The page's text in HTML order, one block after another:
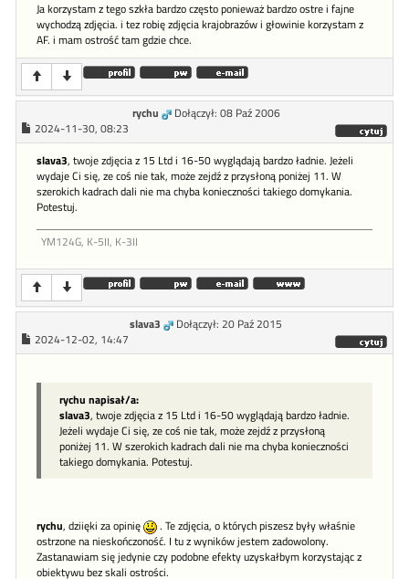
Ja korzystam z tego szkła bardzo często ponieważ bardzo ostre i fajne
wychodzą zdjęcia. i tez robię zdjęcia krajobrazów i głowinie korzystam z
AF. i mam ostrość tam gdzie chce.
rychu
Dołączył: 08 Paź 2006
2024-11-30, 08:23
slava3, twoje zdjęcia z 15 Ltd i 16-50 wyglądają bardzo ładnie. Jeżeli
wydaje Ci się, ze coś nie tak, może zejdź z przysłoną poniżej 11. W
szerokich kadrach dali nie ma chyba konieczności takiego domykania.
Potestuj.
YM124G, K-5II, K-3II
slava3
Dołączył: 20 Paź 2015
2024-12-02, 14:47
rychu napisał/a:
slava3, twoje zdjęcia z 15 Ltd i 16-50 wyglądają bardzo ładnie.
Jeżeli wydaje Ci się, ze coś nie tak, może zejdź z przysłoną
poniżej 11. W szerokich kadrach dali nie ma chyba konieczności
takiego domykania. Potestuj.
rychu, dziięki za opinię
. Te zdjęcia, o których piszesz były właśnie
ostrzone na nieskończoność. I tu z wyników jestem zadowolony.
Zastanawiam się jedynie czy podobne efekty uzyskałbym korzystając z
obiektywu bez skali ostrości.